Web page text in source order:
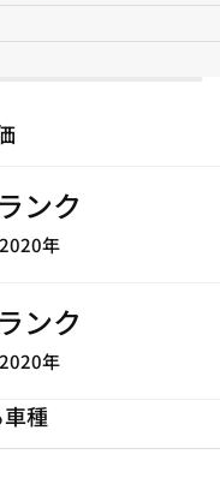
ンク
2020年
ンク
2020年
種